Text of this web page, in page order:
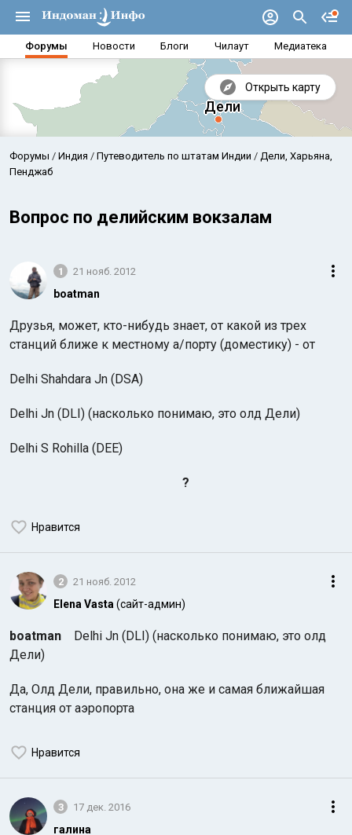
Форумы Новости Блоги Чилаут Медиатека
Открыть карту
Аравийское море
Индийский океан
Форумы Индия Путеводитель по штатам Индии
Дели, Харьяна,
Пенджаб
Вопрос по делийским вокзалам
1 21 нояб. 2012
boatman
Друзья, может, кто-нибудь знает, от какой из трех
станций ближе к местному а/порту (доместику) - от
Delhi Shahdara Jn (DSA)
Delhi Jn (DLI) (насколько понимаю, это олд Дели)
Delhi S Rohilla (DEE)
?
Нравится
2 21 нояб. 2012
Elena Vasta (сайт-админ)
boatman Delhi Jn (DLI) (насколько понимаю, это олд
Дели)
Да, Олд Дели, правильно, она же и самая ближайшая
станция от аэропорта
Нравится
3 17 дек. 2016
галина